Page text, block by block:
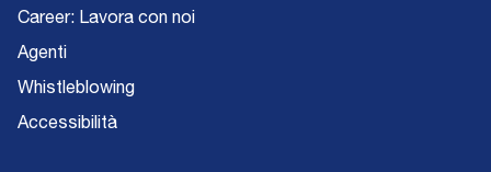
Career: Lavora con noi
Agenti
Whistleblowing
Accessibilità